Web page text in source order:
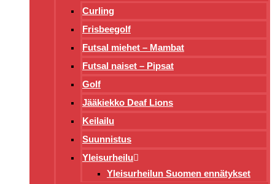
Curling
Frisbeegolf
Futsal miehet – Mambat
Futsal naiset – Pipsat
Golf
Jääkiekko Deaf Lions
Keilailu
Suunnistus
Yleisurheilu
Yleisurheilun Suomen ennätykset